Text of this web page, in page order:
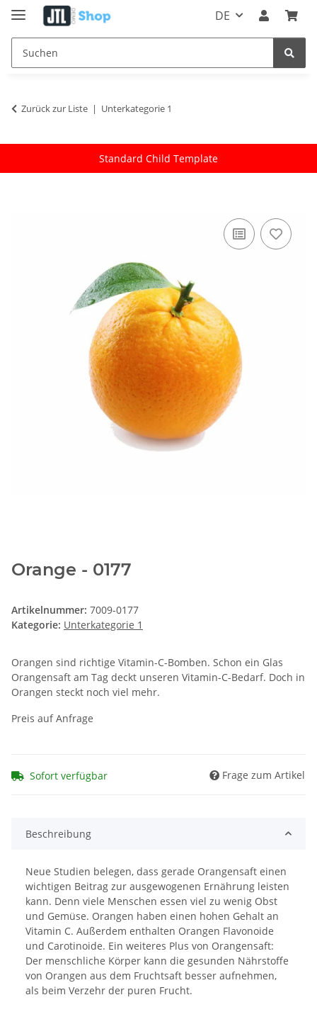
DE
Zurück zur Liste Unterkategorie 1
Standard Child Template
Orange - 0177
Artikelnummer: 7009-0177
Kategorie: Unterkategorie 1
Orangen sind richtige Vitamin-C-Bomben. Schon ein Glas
Orangensaft am Tag deckt unseren Vitamin-C-Bedarf. Doch in
Orangen steckt noch viel mehr.
Preis auf Anfrage
Sofort verfügbar Frage zum Artikel
Beschreibung
Neue Studien belegen, dass gerade Orangensaft einen
wichtigen Beitrag zur ausgewogenen Ernährung leisten
kann. Denn viele Menschen essen viel zu wenig Obst
und Gemüse. Orangen haben einen hohen Gehalt an
Vitamin C. Außerdem enthalten Orangen Flavonoide
und Carotinoide. Ein weiteres Plus von Orangensaft:
Der menschliche Körper kann die gesunden Nährstoffe
von Orangen aus dem Fruchtsaft besser aufnehmen,
als beim Verzehr der puren Frucht.